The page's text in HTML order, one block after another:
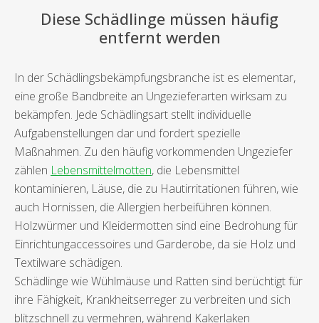
Diese Schädlinge müssen häufig
entfernt werden
In der Schädlingsbekämpfungsbranche ist es elementar,
eine große Bandbreite an Ungezieferarten wirksam zu
bekämpfen. Jede Schädlingsart stellt individuelle
Aufgabenstellungen dar und fordert spezielle
Maßnahmen. Zu den häufig vorkommenden Ungeziefer
zählen Lebensmittelmotten, die Lebensmittel
kontaminieren, Läuse, die zu Hautirritationen führen, wie
auch Hornissen, die Allergien herbeiführen können.
Holzwürmer und Kleidermotten sind eine Bedrohung für
Einrichtungaccessoires und Garderobe, da sie Holz und
Textilware schädigen.
Schädlinge wie Wühlmäuse und Ratten sind berüchtigt für
ihre Fähigkeit, Krankheitserreger zu verbreiten und sich
blitzschnell zu vermehren, während Kakerlaken